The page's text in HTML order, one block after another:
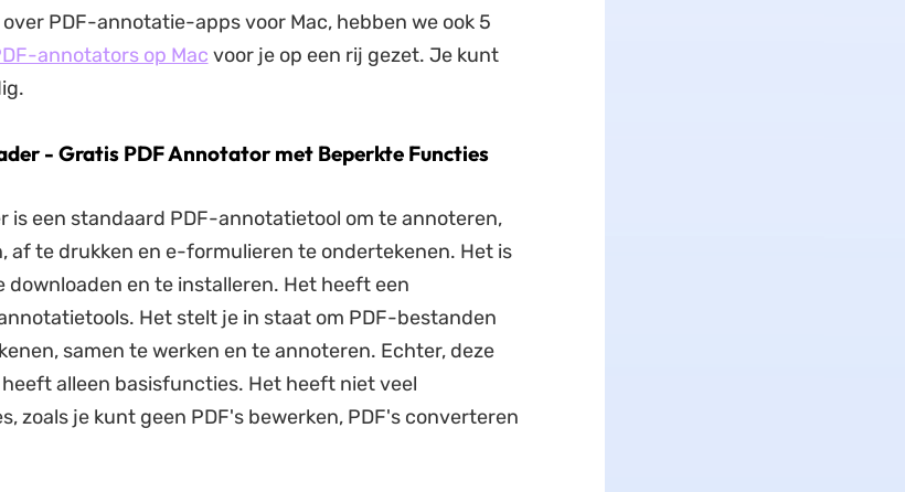
PDF-annotatie-apps voor Mac, hebben we ook 5
annotators op Mac voor je op een rij gezet. Je kunt
- Gratis PDF Annotator met Beperkte Functies
is een standaard PDF-annotatietool om te annoteren,
af te drukken en e-formulieren te ondertekenen. Het is
downloaden en te installeren. Het heeft een
Het stelt je in staat om PDF-bestanden
samen te werken en te annoteren. Echter, deze
alleen basisfuncties. Het heeft niet veel
zoals je kunt geen PDF's bewerken, PDF's converteren